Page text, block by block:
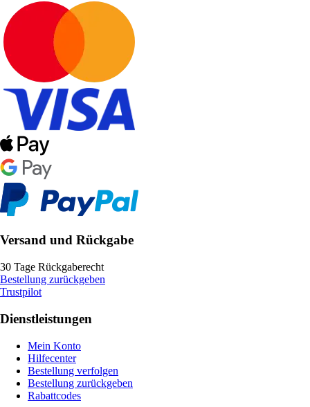
Versand und Rückgabe
30 Tage Rückgaberecht
Bestellung zurückgeben
Trustpilot
Dienstleistungen
Mein Konto
Hilfecenter
Bestellung verfolgen
Bestellung zurückgeben
Rabattcodes